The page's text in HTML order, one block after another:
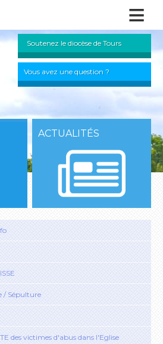
≡
Soutenez le diocèse de Tours
Vous avez une question ?
ACTUALITÉS
/ Sépulture
des victimes d'abus dans l'Eglise